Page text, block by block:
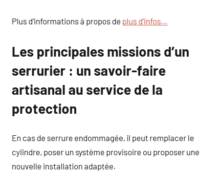
Plus d’informations à propos de plus d’infos…
Les principales missions d’un
serrurier : un savoir-faire
artisanal au service de la
protection
En cas de serrure endommagée, il peut remplacer le
cylindre, poser un système provisoire ou proposer une
nouvelle installation adaptée.